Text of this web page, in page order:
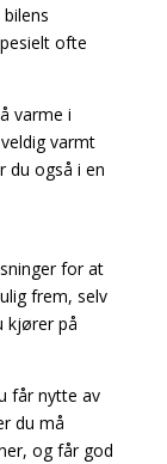
ofte
varme i
varmt
du også i en
for at
frem, selv
kjører på
får nytte av
du må
og får god